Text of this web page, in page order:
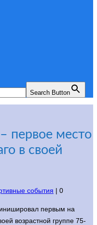
Search Button
первое место
в своей
события | 0
первым на
возрастной группе 75-